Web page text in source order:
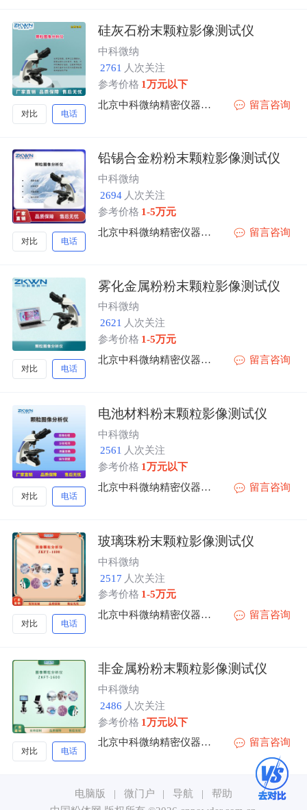
对比 电话
硅灰石粉末颗粒影像测试仪
中科微纳
2761 人次关注
参考价格 1万元以下
北京中科微纳精密仪器有限公司
留言咨询
对比 电话
铅锡合金粉粉末颗粒影像测试仪
中科微纳
2694 人次关注
参考价格 1-5万元
北京中科微纳精密仪器有限公司
留言咨询
对比 电话
雾化金属粉粉末颗粒影像测试仪
中科微纳
2621 人次关注
参考价格 1-5万元
北京中科微纳精密仪器有限公司
留言咨询
对比 电话
电池材料粉末颗粒影像测试仪
中科微纳
2561 人次关注
参考价格 1万元以下
北京中科微纳精密仪器有限公司
留言咨询
对比 电话
玻璃珠粉末颗粒影像测试仪
中科微纳
2517 人次关注
参考价格 1-5万元
北京中科微纳精密仪器有限公司
留言咨询
对比 电话
非金属粉粉末颗粒影像测试仪
中科微纳
2486 人次关注
参考价格 1万元以下
北京中科微纳精密仪器有限公司
留言咨询
电脑版 | 微门户 | 导航 |
帮助